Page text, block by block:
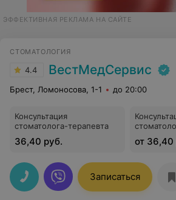
ЭФФЕКТИВНАЯ РЕКЛАМА НА САЙТЕ
СТОМАТОЛОГИЯ
4.4 ВестМедСервис
Брест, Ломоносова, 1-1 до 20:00
Консультация
стоматолога-терапевта
36,40 руб. от 36,40
Записаться